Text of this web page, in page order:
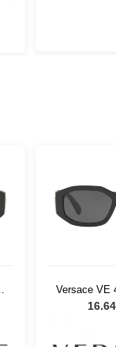
Versace VE
Kadın